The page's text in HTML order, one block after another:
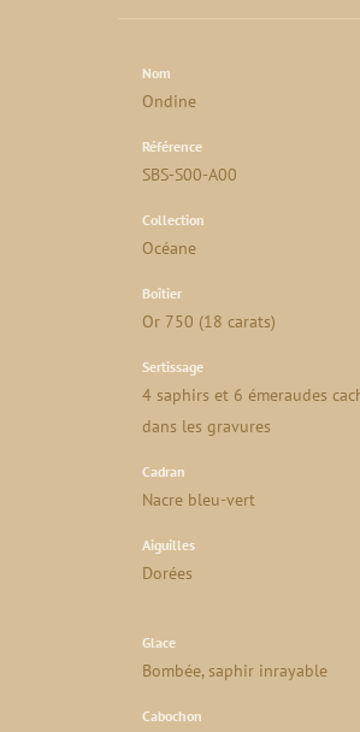
Nom
Ondine
Référence
SBS-S00-A00
Collection
Océane
Boîtier
Or 750 (18 carats)
Sertissage
4 saphirs et 6 émeraudes
dans les gravures
Cadran
Nacre bleu-vert
Aiguilles
Dorées
Glace
Bombée, saphir inrayable
Cabochon